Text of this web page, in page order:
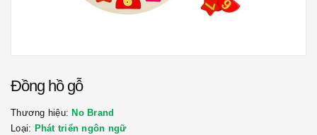
Đồng hồ gỗ
Thương hiệu: No Brand
Loại: Phát triển ngôn ngữ